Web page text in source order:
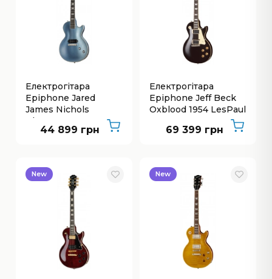
Електрогітара
Epiphone Jared
James Nichols
BluesPower
44 899 грн
Електрогітара
Epiphone Jeff Beck
Oxblood 1954 LesPaul
69 399 грн
New New